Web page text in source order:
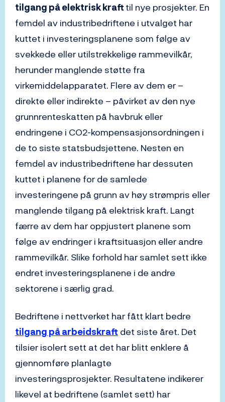
tilgang på elektrisk krafttil nye prosjekter. En
femdel av industribedriftene i utvalget har
kuttet i investeringsplanene som følge av
svekkede eller utilstrekkelige rammevilkår,
herunder manglende støtte fra
virkemiddelapparatet. Flere av dem er –
direkte eller indirekte – påvirket av den nye
grunnrenteskatten på havbruk eller
endringene i CO2-kompensasjonsordningen i
de to siste statsbudsjettene. Nesten en
femdel av industribedriftene har dessuten
kuttet i planene for de samlede
investeringene på grunn av høy strømpris eller
manglende tilgang på elektrisk kraft. Langt
færre av dem har oppjustert planene som
følge av endringer i kraftsituasjon eller andre
rammevilkår. Slike forhold har samlet sett ikke
endret investeringsplanene i de andre
sektorene i særlig grad.
Bedriftene i nettverket har fått klart bedre
tilgang på arbeidskraftdet siste året. Det
tilsier isolert sett at det har blitt enklere å
gjennomføre planlagte
investeringsprosjekter. Resultatene indikerer
likevel at bedriftene (samlet sett) har